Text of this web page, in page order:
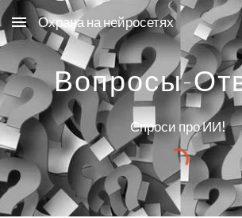
Skip to main content
Охрана на нейросетях
Вопросы-
Спроси про ИИ!